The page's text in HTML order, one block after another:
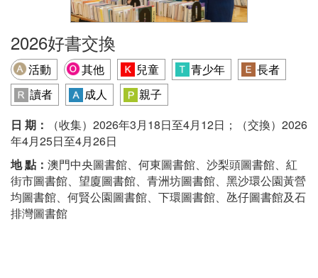
2026好書交換
活動 其他 兒童 青少年
長者
讀者
成人
親子
日 期：
（收集）2026年3月18日至4月12日；（交換）2026
年4月25日至4月26日
地 點： 澳門中央圖書館、何東圖書館、沙梨頭圖書館、紅
街市圖書館、望廈圖書館、青洲坊圖書館、黑沙環公園黃營
均圖書館、何賢公園圖書館、下環圖書館、氹仔圖書館及石
排灣圖書館